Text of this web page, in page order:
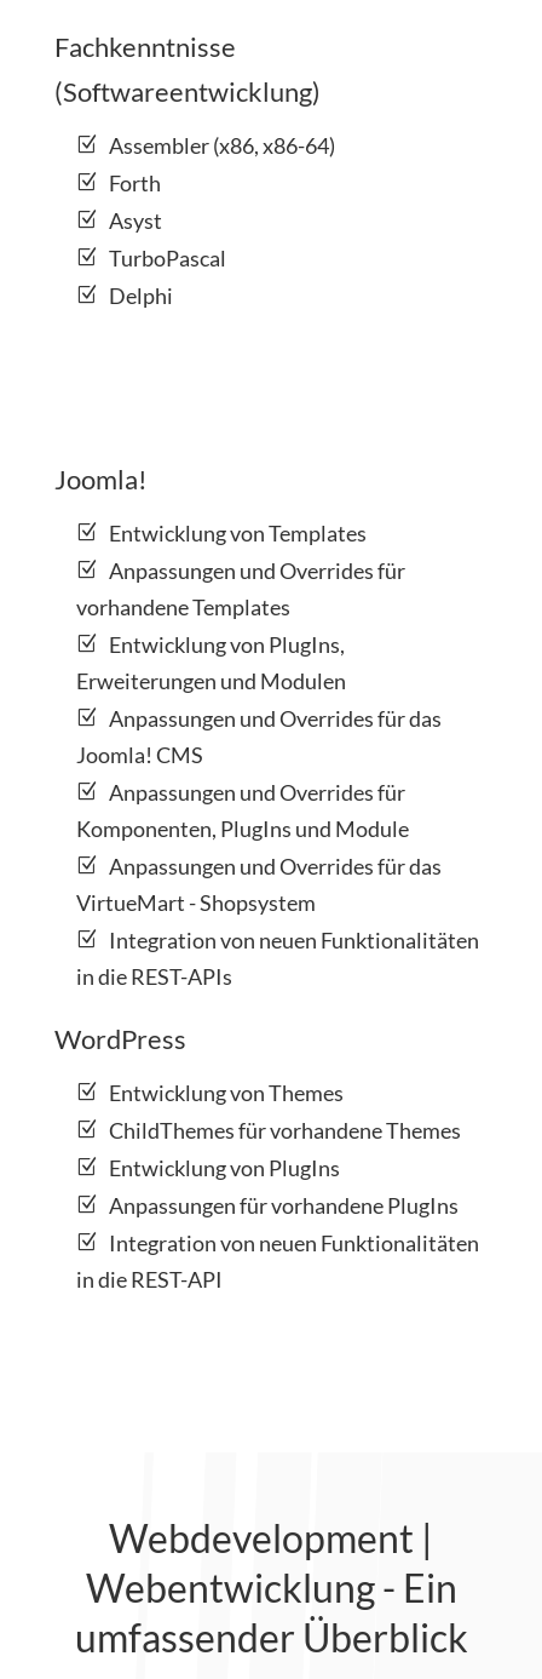
Fachkenntnisse
(Softwareentwicklung)
Assembler (x86, x86-64)
Forth
Asyst
TurboPascal
Delphi
Joomla!
Entwicklung von Templates
Anpassungen und Overrides für
vorhandene Templates
Entwicklung von PlugIns,
Erweiterungen und Modulen
Anpassungen und Overrides für das
Joomla! CMS
Anpassungen und Overrides für
Komponenten, PlugIns und Module
Anpassungen und Overrides für das
VirtueMart - Shopsystem
Integration von neuen Funktionalitäten
in die REST-APIs
WordPress
Entwicklung von Themes
ChildThemes für vorhandene Themes
Entwicklung von PlugIns
Anpassungen für vorhandene PlugIns
Integration von neuen Funktionalitäten
in die REST-API
Webdevelopment |
Webentwicklung - Ein
umfassender Überblick